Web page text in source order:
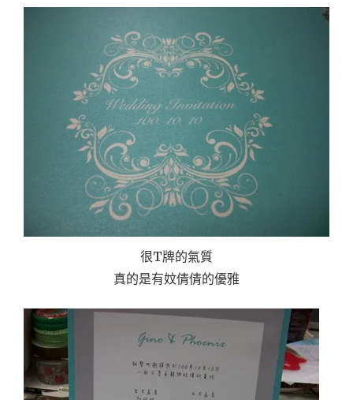
很T牌的氣質
真的是有妏倩倩的優雅